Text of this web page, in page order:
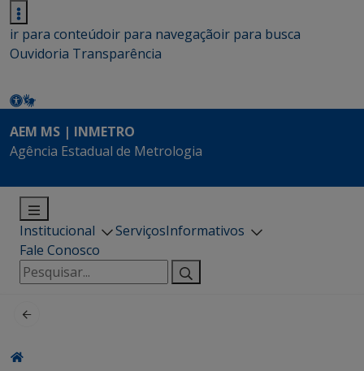
ir para conteúdoir para navegaçãoir para busca
Ouvidoria Transparência
AEM MS | INMETRO
Agência Estadual de Metrologia
Institucional ServiçosInformativos
Fale Conosco
Pesquisar
por: